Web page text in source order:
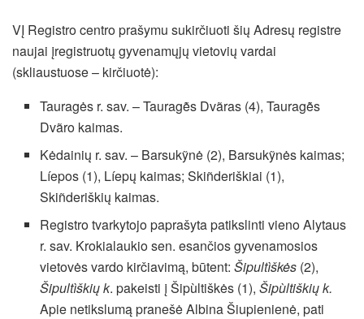
VĮ Registro centro prašymu sukirčiuoti šių Adresų registre
naujai įregistruotų gyvenamųjų vietovių vardai
(skliaustuose – kirčiuotė):
Tauragės r. sav. – Tauragė̃s Dvãras (4), Tauragė̃s
Dvãro kaimas.
Kėdainių r. sav. – Barsukỹnė (2), Barsukỹnės kaimas;
Líepos (1), Líepų kaimas; Skiñderiškiai (1),
Skiñderiškių kaimas.
Registro tvarkytojo paprašyta patikslinti vieno Alytaus
r. sav. Krokialaukio sen. esančios gyvenamosios
vietovės vardo kirčiavimą, būtent:Šipultìškės (2),
Šipultìškių k. pakeisti į Šipùltiškės (1),Šipùltiškių k.
Apie netikslumą pranešė Albina Šiupienienė, pati